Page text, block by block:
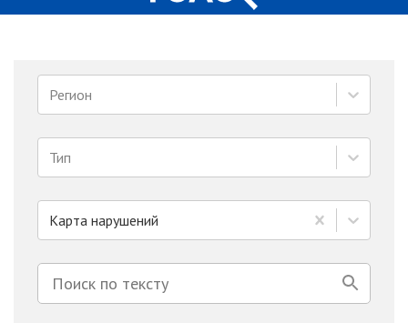
Регион
Тип
Карта нарушений